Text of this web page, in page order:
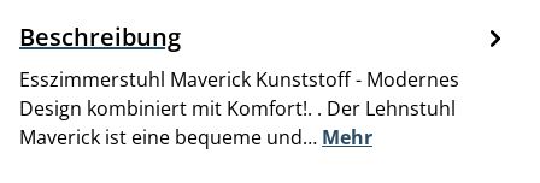
Beschreibung
Esszimmerstuhl Maverick Kunststoff - Modernes
Design kombiniert mit Komfort!. . Der Lehnstuhl
Maverick ist eine bequeme und… Mehr